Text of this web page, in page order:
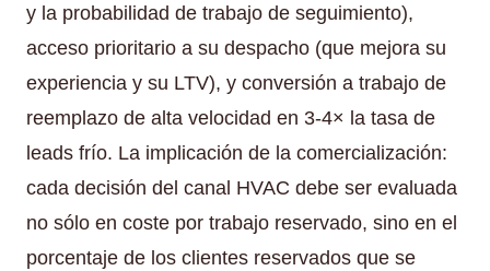
y la probabilidad de trabajo de seguimiento),
acceso prioritario a su despacho (que mejora su
experiencia y su LTV), y conversión a trabajo de
reemplazo de alta velocidad en 3-4× la tasa de
leads frío. La implicación de la comercialización:
cada decisión del canal HVAC debe ser evaluada
no sólo en coste por trabajo reservado, sino en el
porcentaje de los clientes reservados que se